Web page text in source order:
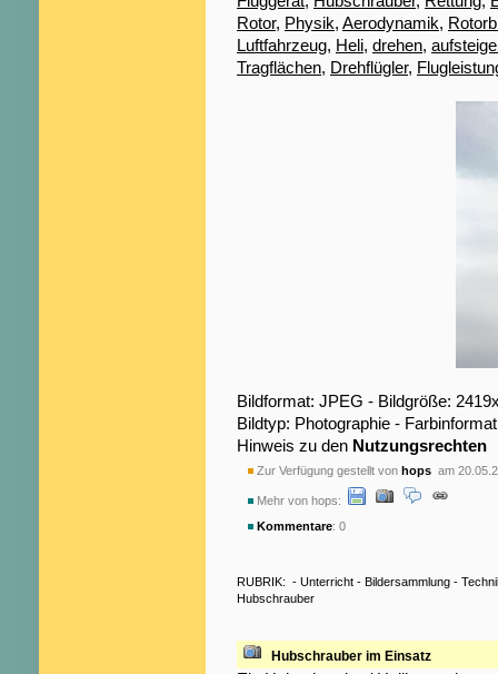
Rotor, Physik, Aerodynamik,
Luftfahrzeug, Heli, drehen,
Tragflächen, Drehflügler,
Bildformat: JPEG - Bildgröße:
Bildtyp: Photographie -
Hinweis zu den Nutzungsrechten
Zur Verfügung gestellt von hops am
Mehr von hops:
Kommentare: 0
RUBRIK: - Unterricht - Bildersammlung -
Hubschrauber
Hubschrauber im Einsatz